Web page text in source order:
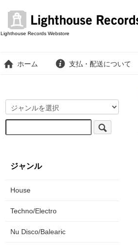
Lighthouse Records Webstore
ホーム 支払・配送について
ジャンル
House
Techno/Electro
Nu Disco/Balearic